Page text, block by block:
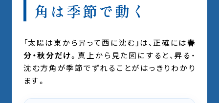
角は季節で動く
「太陽は東から昇って西に沈む」は、正確には春
分・秋分だけ。真上から見た図にすると、昇る・
沈む方角が季節でずれることがはっきりわかり
ます。